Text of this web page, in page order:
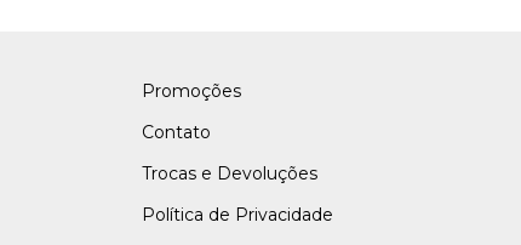
Promoções
Contato
Trocas e Devoluções
Política de Privacidade